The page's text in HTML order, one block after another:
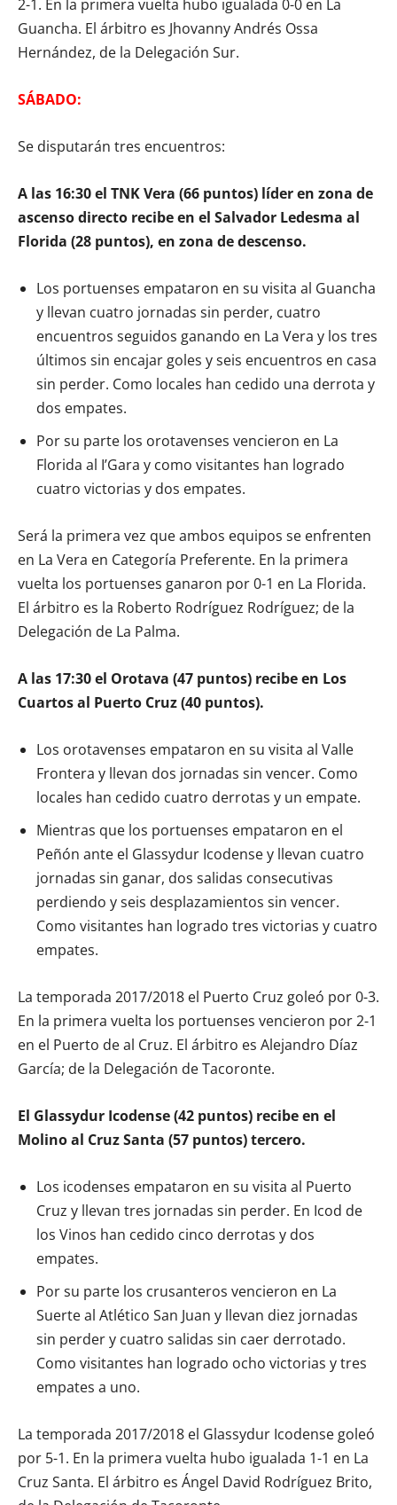
2-1. En la primera vuelta hubo igualada 0-0 en La
Guancha. El árbitro es Jhovanny Andrés Ossa
Hernández, de la Delegación Sur.
SÁBADO:
Se disputarán tres encuentros:
A las 16:30 el TNK Vera (66 puntos) líder en zona de
ascenso directo recibe en el Salvador Ledesma al
Florida (28 puntos), en zona de descenso.
Los portuenses empataron en su visita al Guancha
y llevan cuatro jornadas sin perder, cuatro
encuentros seguidos ganando en La Vera y los tres
últimos sin encajar goles y seis encuentros en casa
sin perder. Como locales han cedido una derrota y
dos empates.
Por su parte los orotavenses vencieron en La
Florida al I’Gara y como visitantes han logrado
cuatro victorias y dos empates.
Será la primera vez que ambos equipos se enfrenten
en La Vera en Categoría Preferente. En la primera
vuelta los portuenses ganaron por 0-1 en La Florida.
El árbitro es la Roberto Rodríguez Rodríguez; de la
Delegación de La Palma.
A las 17:30 el Orotava (47 puntos) recibe en Los
Cuartos al Puerto Cruz (40 puntos).
Los orotavenses empataron en su visita al Valle
Frontera y llevan dos jornadas sin vencer. Como
locales han cedido cuatro derrotas y un empate.
Mientras que los portuenses empataron en el
Peñón ante el Glassydur Icodense y llevan cuatro
jornadas sin ganar, dos salidas consecutivas
perdiendo y seis desplazamientos sin vencer.
Como visitantes han logrado tres victorias y cuatro
empates.
La temporada 2017/2018 el Puerto Cruz goleó por 0-3.
En la primera vuelta los portuenses vencieron por 2-1
en el Puerto de al Cruz. El árbitro es Alejandro Díaz
García; de la Delegación de Tacoronte.
El Glassydur Icodense (42 puntos) recibe en el
Molino al Cruz Santa (57 puntos) tercero.
Los icodenses empataron en su visita al Puerto
Cruz y llevan tres jornadas sin perder. En Icod de
los Vinos han cedido cinco derrotas y dos
empates.
Por su parte los crusanteros vencieron en La
Suerte al Atlético San Juan y llevan diez jornadas
sin perder y cuatro salidas sin caer derrotado.
Como visitantes han logrado ocho victorias y tres
empates a uno.
La temporada 2017/2018 el Glassydur Icodense goleó
por 5-1. En la primera vuelta hubo igualada 1-1 en La
Cruz Santa. El árbitro es Ángel David Rodríguez Brito,